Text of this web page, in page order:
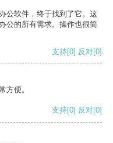
公软件，终于找到了它。这
公的所有需求。操作也很简
支持[0] 反对[0]
方便。
支持[0] 反对[0]